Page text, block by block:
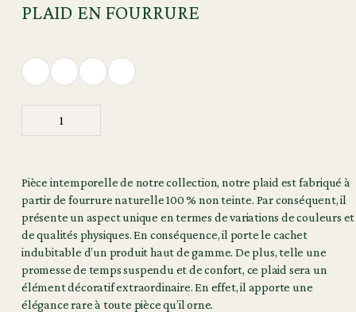
PLAID EN FOURRURE
Pièce intemporelle de notre collection, notre plaid est fabriqué à
partir de fourrure naturelle 100 % non teinte. Par conséquent, il
présente un aspect unique en termes de variations de couleurs et
de qualités physiques. En conséquence, il porte le cachet
indubitable d’un produit haut de gamme. De plus, telle une
promesse de temps suspendu et de confort, ce plaid sera un
élément décoratif extraordinaire. En effet, il apporte une
élégance rare à toute pièce qu’il orne.